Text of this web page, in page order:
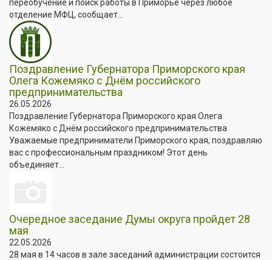
переобучение и поиск работы в Приморье через любое
отделение МФЦ, сообщает...
Поздравление Губернатора Приморского края
Олега Кожемяко с Днём российского
предпринимательства
26.05.2026
Поздравление Губернатора Приморского края Олега
Кожемяко с Днём российского предпринимательства
Уважаемые предприниматели Приморского края, поздравляю
вас с профессиональным праздником! Этот день
объединяет...
Очередное заседание Думы округа пройдет 28
мая
22.05.2026
28 мая в 14 часов в зале заседаний администрации состоится